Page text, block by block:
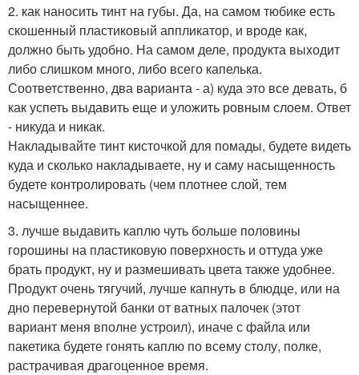
2. как наносить тинт на губы. Да, на самом тюбике есть
скошенный пластиковый аппликатор, и вроде как,
должно быть удобно. На самом деле, продукта выходит
либо слишком много, либо всего капелька.
Соответственно, два варианта - а) куда это все девать, б
как успеть выдавить еще и уложить ровным слоем. Ответ
- никуда и никак.
Накладывайте тинт кисточкой для помады, будете видеть
куда и сколько накладываете, ну и саму насыщенность
будете контролировать (чем плотнее слой, тем
насыщеннее.
3. лучше выдавить каплю чуть больше половины
горошины на пластиковую поверхность и оттуда уже
брать продукт, ну и размешивать цвета также удобнее.
Продукт очень тягучий, лучше капнуть в блюдце, или на
дно перевернутой банки от ватных палочек (этот
вариант меня вполне устроил), иначе с файла или
пакетика будете гонять каплю по всему столу, полке,
растрачивая драгоценное время.